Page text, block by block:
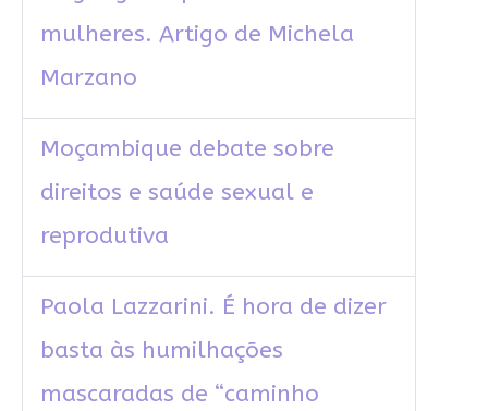
mulheres. Artigo de Michela
Marzano
Moçambique debate sobre
direitos e saúde sexual e
reprodutiva
Paola Lazzarini. É hora de dizer
basta às humilhações
mascaradas de “caminho